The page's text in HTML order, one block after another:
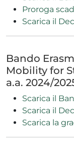
Proroga sc
Scarica il
Bando
Mobility for
a.a. 2024/
Scarica il
Scarica il
Scarica la